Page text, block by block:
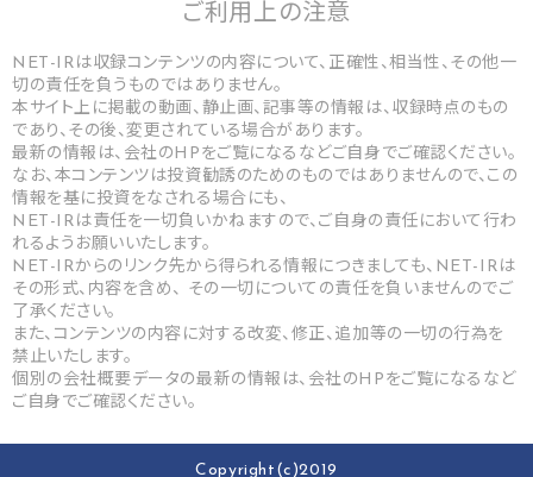
ご利用上の注意
NET-IRは収録コンテンツの内容について、正確性、相当性、その他一
切の責任を負うものではありません。
本サイト上に掲載の動画、静止画、記事等の情報は、収録時点のもの
であり、その後、変更されている場合があります。
最新の情報は、会社のHPをご覧になるなどご自身でご確認ください。
なお、本コンテンツは投資勧誘のためのものではありませんので、この
情報を基に投資をなされる場合にも、
NET-IRは責任を一切負いかねますので、ご自身の責任において行わ
れるようお願いいたします。
NET-IRからのリンク先から得られる情報につきましても、NET-IRは
その形式、内容を含め、 その一切についての責任を負いませんのでご
了承ください。
また、コンテンツの内容に対する改変、修正、追加等の一切の行為を
禁止いたします。
個別の会社概要データの最新の情報は、会社のHPをご覧になるなど
ご自身でご確認ください。
Copyright(c)2019